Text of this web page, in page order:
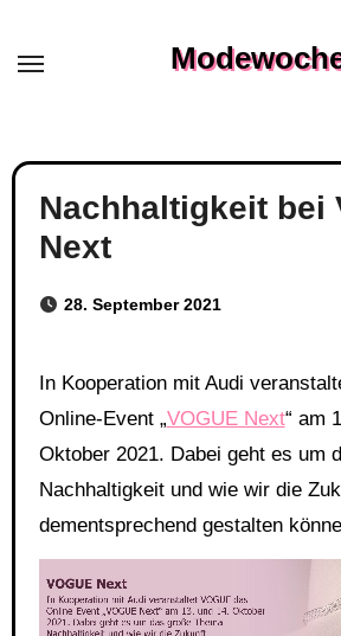
content
Nachhaltigkeit bei
Next
28. September 2021
In Kooperation mit Audi veranstaltet VOGUE das
Online-Event „VOGUE Next“ am
Oktober 2021. Dabei geht es um
Nachhaltigkeit und wie wir die
dementsprechend gestalten